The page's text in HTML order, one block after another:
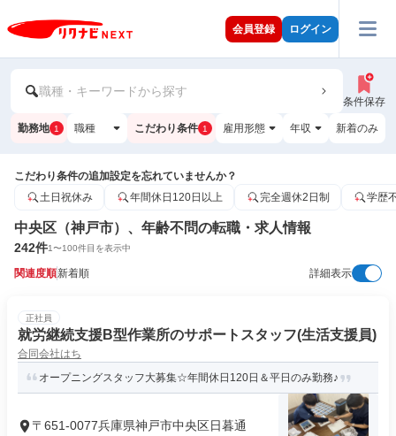
会員登録 ログイン
職種・キーワードから探す
条件保存
勤務地 1 職種 こだわり条件 1 雇用形態 年収 新着のみ
こだわり条件の追加設定を忘れていませんか？
土日祝休み
年間休日120日以上 完全週休2日制 学歴
中央区（神戸市）、年齢不問の転職・求人情報
242件1〜100件目を表示中
関連度順新着順 詳細表示
正社員
就労継続支援B型作業所のサポートスタッフ(生活支援員)
合同会社はち
オープニングスタッフ大募集☆年間休日120日＆平日のみ勤務♪
〒651-0077兵庫県神戸市中央区日暮通